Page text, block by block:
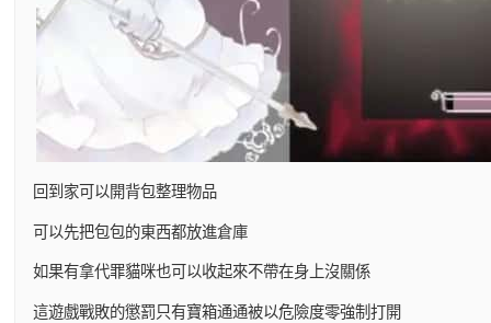
回到家可以開背包整理物品
可以先把包包的東西都放進倉庫
如果有拿代罪貓咪也可以收起來不帶在身上沒關係
這遊戲戰敗的懲罰只有寶箱通通被以危險度零強制打開